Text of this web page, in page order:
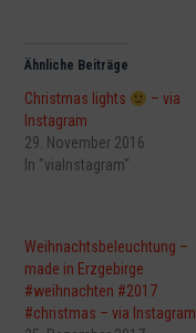
Ähnliche Beiträge
Christmas lights
– via
Instagram
29. November 2016
In "viaInstagram"
Weihnachtsbeleuchtung –
made in Erzgebirge
#weihnachten #2017
#christmas – via Instagram